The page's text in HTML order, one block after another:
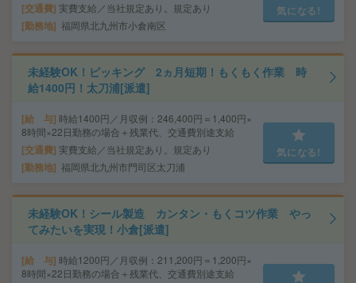
交通費 実費支給／当社規定あり。規定あり
勤務地 福岡県北九州市小倉南区
気になる!
未経験OK！ピッキング 2ヵ月短期！もくもく作業 時
給1400円！太刀浦[派遣]
給 与 時給1400円／月収例：246,400円＝1,400円×
8時間×22日勤務の場合＋残業代、交通費別途支給
交通費 実費支給／当社規定あり。規定あり
勤務地 福岡県北九州市門司区太刀浦
気になる!
未経験OK！シール製造 カンタン・もくコツ作業 やっ
てみたいを実現！小倉[派遣]
給 与 時給1200円／月収例：211,200円＝1,200円×
8時間×22日勤務の場合＋残業代、交通費別途支給